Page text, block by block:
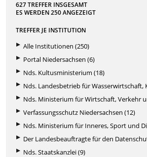
627 TREFFER INSGESAMT
ES WERDEN250ANGEZEIGT
TREFFER JE INSTITUTION
Alle Institutionen (250)
Portal Niedersachsen (6)
Nds. Kultusministerium (18)
Nds. Landesbetrieb für
Nds. Ministerium für Wirtschaft, Verkehr
Verfassungsschutz Niedersachsen (12)
Nds. Ministerium für Inneres, Sport und
Der Landesbeauftragte für den
Nds. Staatskanzlei (9)